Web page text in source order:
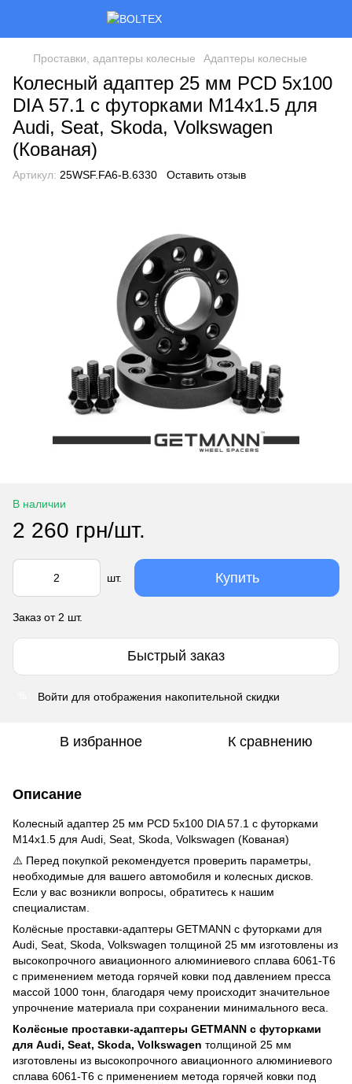
Проставки, адаптеры колесные Адаптеры колесные
Колесный адаптер 25 мм PCD 5x100
DIA 57.1 с футорками M14x1.5 для
Audi, Seat, Skoda, Volkswagen
(Кованая)
Артикул: 25WSF.FA6-B.6330 Оставить отзыв
В наличии
2 260 грн/шт.
шт. Купить
Заказ от 2 шт.
Быстрый заказ
Войти для отображения накопительной скидки
В избранное К сравнению
Описание
Колесный адаптер 25 мм PCD 5x100 DIA 57.1 с футорками
M14x1.5 для Audi, Seat, Skoda, Volkswagen (Кованая)
⚠️ Перед покупкой рекомендуется проверить параметры,
необходимые для вашего автомобиля и колесных дисков.
Если у вас возникли вопросы, обратитесь к нашим
специалистам.
Колёсные проставки-адаптеры GETMANN с футорками для
Audi, Seat, Skoda, Volkswagen толщиной 25 мм изготовлены из
высокопрочного авиационного алюминиевого сплава 6061-Т6
с применением метода горячей ковки под давлением пресса
массой 1000 тонн, благодаря чему происходит значительное
упрочнение материала при сохранении минимального веса.
Колёсные проставки-адаптеры GETMANN с футорками
для Audi, Seat, Skoda, Volkswagen толщиной 25 мм
изготовлены из высокопрочного авиационного алюминиевого
сплава 6061-Т6 с применением метода горячей ковки под